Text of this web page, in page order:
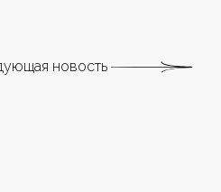
новость